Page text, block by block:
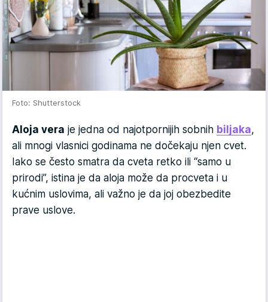
Foto: Shutterstock
Aloja vera je jedna od najotpornijih sobnih biljaka,
ali mnogi vlasnici godinama ne dočekaju njen cvet.
Iako se često smatra da cveta retko ili “samo u
prirodi”, istina je da aloja može da procveta i u
kućnim uslovima, ali važno je da joj obezbedite
prave uslove.